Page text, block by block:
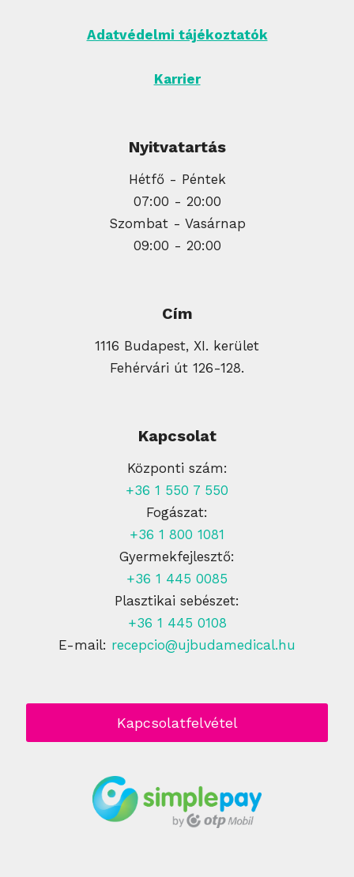
Adatvédelmi tájékoztatók
Karrier
Nyitvatartás
Hétfő - Péntek
07:00 - 20:00
Szombat - Vasárnap
09:00 - 20:00
Cím
1116 Budapest, XI. kerület
Fehérvári út 126-128.
Kapcsolat
Központi szám:
+36 1 550 7 550
Fogászat:
+36 1 800 1081
Gyermekfejlesztő:
+36 1 445 0085
Plasztikai sebészet:
+36 1 445 0108
E-mail: recepcio@ujbudamedical.hu
Kapcsolatfelvétel